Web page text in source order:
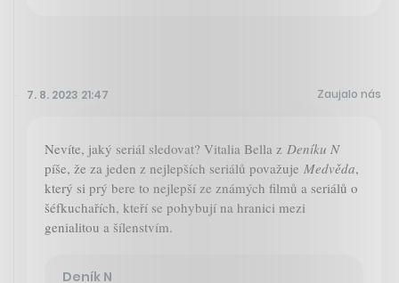
7. 8. 2023 21:47 Zaujalo nás
Nevíte, jaký seriál sledovat? Vitalia Bella z Deníku N
píše, že za jeden z nejlepších seriálů považuje Medvěda,
který si prý bere to nejlepší ze známých filmů a seriálů o
šéfkuchařích, kteří se pohybují na hranici mezi
genialitou a šílenstvím.
Deník N